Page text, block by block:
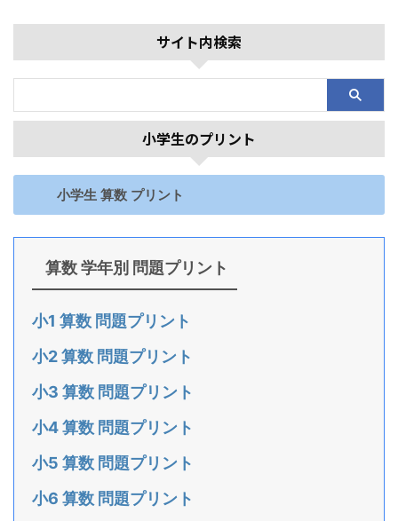
サイト内検索
小学生のプリント
小学生 算数 プリント
算数 学年別 問題プリント
小1 算数 問題プリント
小2 算数 問題プリント
小3 算数 問題プリント
小4 算数 問題プリント
小5 算数 問題プリント
小6 算数 問題プリント